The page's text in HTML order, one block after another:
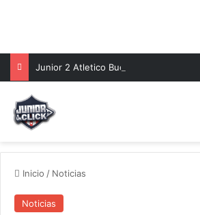
Inicio / Noticias
Noticias